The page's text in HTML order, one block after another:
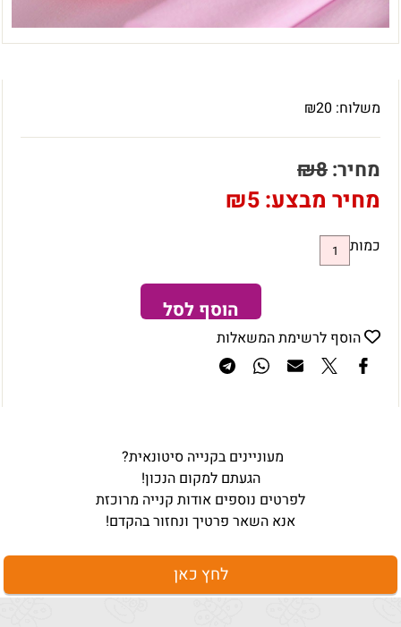
משלוח: ₪20
מחיר: ₪8
מחיר מבצע: ₪5
כמות
הוסף לסל
הוסף לרשימת המשאלות
מעוניינים בקנייה סיטונאית?
הגעתם למקום הנכון!
לפרטים נוספים אודות קנייה מרוכזת
אנא השאר פרטיך ונחזור בהקדם!
לחץ כאן